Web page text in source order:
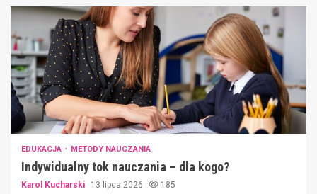
EDUKACJA METODY NAUCZANIA
Indywidualny tok nauczania – dla kogo?
Karol Kucharski 13 lipca 2026 185